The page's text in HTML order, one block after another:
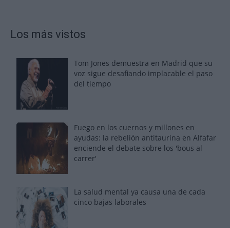
Los más vistos
Tom Jones demuestra en Madrid que su
voz sigue desafiando implacable el paso
del tiempo
Fuego en los cuernos y millones en
ayudas: la rebelión antitaurina en Alfafar
enciende el debate sobre los 'bous al
carrer'
La salud mental ya causa una de cada
cinco bajas laborales